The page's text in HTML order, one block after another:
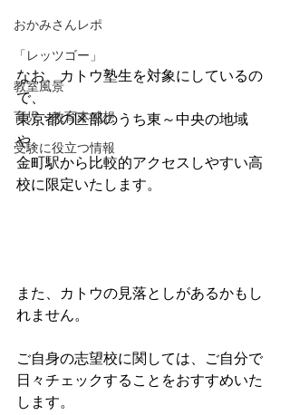
おかみさんレポ
「レッツゴー」
教室風景
育児・教育本感想
受験に役立つ情報
なお、カトウ塾生を対象にしているの
で、
東京都の区部のうち東～中央の地域
や、
金町駅から比較的アクセスしやすい高
校に限定いたします。
また、カトウの見落としがあるかもし
れません。
ご自身の志望校に関しては、ご自分で
日々チェックすることをおすすめいた
します。